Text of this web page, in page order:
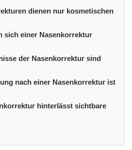
dienen nur kosmetischen
sich einer Nasenkorrektur
der Nasenkorrektur sind
nach einer Nasenkorrektur ist
hinterlässt sichtbare